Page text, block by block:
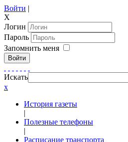
Войти |
X
Логин
Пароль
Запомнить меня
Войти
Искать
x
История газеты
|
Полезные телефоны
|
Расписание транспорта